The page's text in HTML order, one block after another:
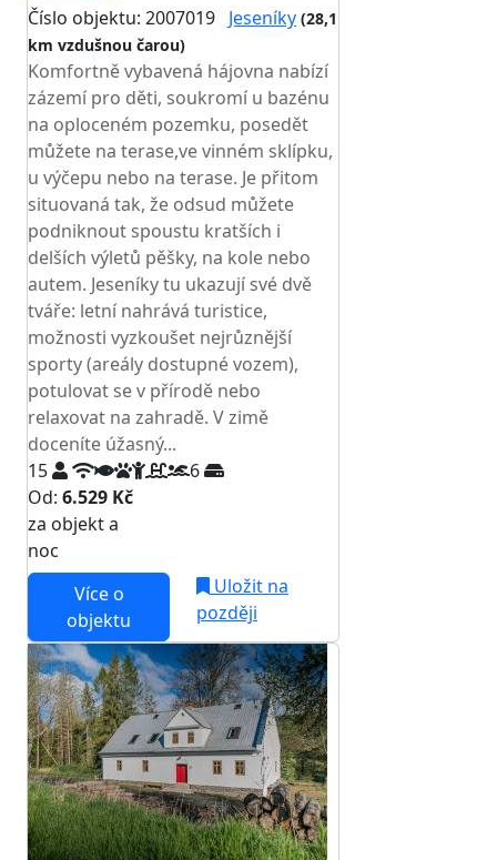
Číslo objektu: 2007019 Jeseníky (28,1
km vzdušnou čarou)
Komfortně vybavená hájovna nabízí
zázemí pro děti, soukromí u bazénu
na oploceném pozemku, posedět
můžete na terase,ve vinném sklípku,
u výčepu nebo na terase. Je přitom
situovaná tak, že odsud můžete
podniknout spoustu kratších i
delších výletů pěšky, na kole nebo
autem. Jeseníky tu ukazují své dvě
tváře: letní nahrává turistice,
možnosti vyzkoušet nejrůznější
sporty (areály dostupné vozem),
potulovat se v přírodě nebo
relaxovat na zahradě. V zimě
doceníte úžasný...
15
6
Od: 6.529 Kč
za objekt a
noc
Více o
objektu
Uložit na
později